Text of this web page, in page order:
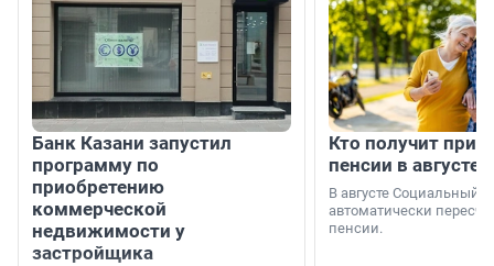
Банк Казани запустил
программу по
приобретению
коммерческой
недвижимости у
застройщика
Кто получит
пенсии в августе
В августе Социальный
автоматически
пенсии.